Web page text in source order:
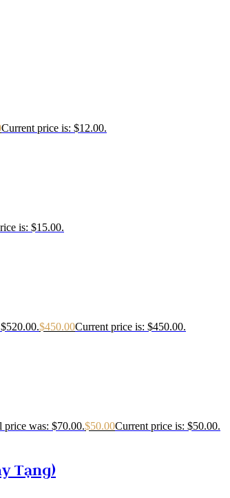
Current price is: $12.00.
is: $15.00.
$450.00Current price is: $450.00.
price was: $70.00.$50.00Current price is: $50.00.
Tạng)